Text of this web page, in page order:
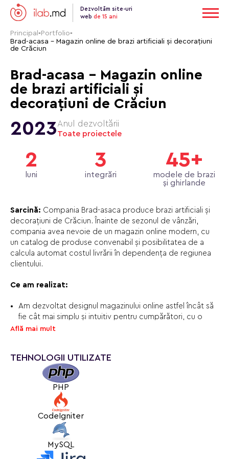
Dezvoltăm site-uri
web de 15 ani
Principal - Portfolio-
Brad-aсasa - Magazin online de brazi artificiali și decorațiuni
de Crăciun
Brad-aсasa - Magazin online
de brazi artificiali și
decorațiuni de Crăciun
2023Anul dezvoltării
Toate proiectele
2
luni
3
integrări
45+
modele de brazi
și ghirlande
Sarcină: Compania Brad-asaca produce brazi artificiali și
decorațiuni de Crăciun. Înainte de sezonul de vânzări,
compania avea nevoie de un magazin online modern, cu
un catalog de produse convenabil și posibilitatea de a
calcula automat costul livrării în dependența de regiunea
clientului.
Ce am realizat:
Am dezvoltat designul magazinului online astfel încât să
fie cât mai simplu și intuitiv pentru cumpărători, cu o
stilistică vizuală inspirată din tema sărbătorilor de iarnă.
încât catalogul de pe site să afișeze mereu date
actualizate.
Am dezvoltat un catalog de produse convenabil, cu
posibilitatea de a selecta variații (de exemplu,
dimensiunea bradului).
Am introdus etichete pentru produse (reducere, produs
nou etc.) pentru a evidenția ofertele importante din
Am implementat setări flexibile pentru costul livrării în
funcție de regiune și de valoarea comenzii.
Află mai mult
TEHNOLOGII UTILIZATE
PHP
CodeIgniter
MySQL